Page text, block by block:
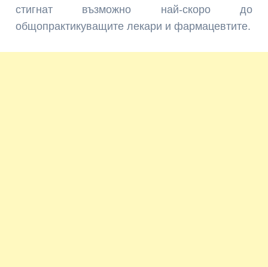
стигнат възможно най-скоро до
общопрактикуващите лекари и фармацевтите.